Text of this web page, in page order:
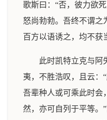
歌斯曰：“否，彼力欲
怒尚勃勃。吾终不谓之
百方以语诱之，均不获
此时凯特立克与阿
夷，不胜浩叹，且云：
吾辈种人或可乘此时会
然，亦可自列于平等。